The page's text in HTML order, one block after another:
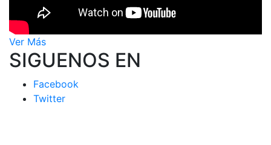
Ver Más
SIGUENOS EN
Facebook
Twitter